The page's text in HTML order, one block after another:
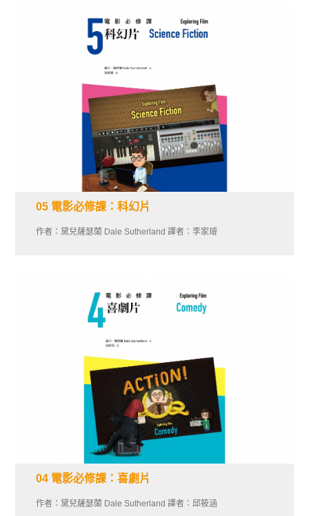
05 電影必修課：科幻片
作者：黛兒薩瑟蘭 Dale Sutherland 譯者：李家璿
04 電影必修課：喜劇片
作者：黛兒薩瑟蘭 Dale Sutherland 譯者：邱筱涵